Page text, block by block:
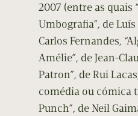
2007 (entre as quais
Umbografia”, de
Carlos Fernandes,
Amélie”, de Jean-
Patron”, de Rui
comédia ou cómica
Punch”, de Neil